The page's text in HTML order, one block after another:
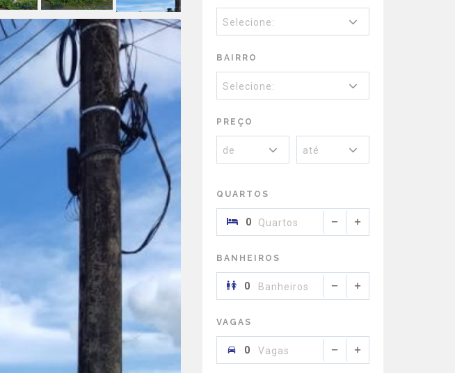
Selecione:
BAIRRO
Selecione:
PREÇO
de até
QUARTOS
Quartos
BANHEIROS
Banheiros
VAGAS
Vagas